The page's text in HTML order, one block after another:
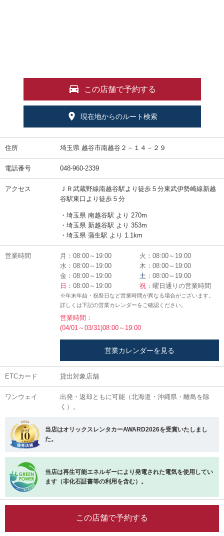
この店舗で予約する
現在地からのルート検索
住所 埼玉県 越谷市南越谷２－１４－２９
電話番号 048-960-2339
アクセス
ＪＲ武蔵野線南越谷駅より徒歩５分東武伊勢崎線新越
谷駅東口より徒歩５分
・埼玉県 南越谷駅 より 270m
・埼玉県 新越谷駅 より 353m
・埼玉県 蒲生駅 より 1.1km
営業時間 月：08:00～19:00
火：08:00～19:00
水：08:00～19:00
木：08:00～19:00
金：08:00～19:00
土 ：08:00～19:00
日 ：08:00～19:00 祝 ：曜日通りの営業時間
※年末年始・祝祭日など営業時間が異なる場合がございます。
詳しくは下記の営業カレンダーをご確認ください。
営業時間：
(04/01～03/31)08:00～19:00
営業カレンダーを見る
ETCカード 貸出対象店舗
ワンウェイ
出発・返却ともに可能（北海道・沖縄県・離島を除
く）。
当店はオリックスレンタカーAWARD2026を受賞いたしまし
た。
当店は再生可能エネルギーにより発電された電気を使用してい
ます（非化石証書等の利用を含む）。
この店舗で予約する